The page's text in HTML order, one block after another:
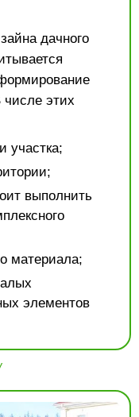
дачного
этих
участка;
выполнить
материала;
элементов